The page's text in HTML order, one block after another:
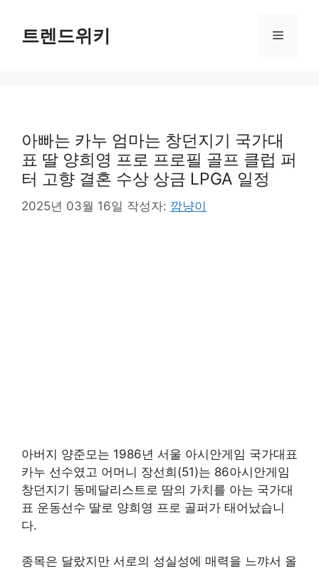
트렌드위키 메
아빠는 카누 엄마는 창던지기 국가대
표 딸 양희영 프로 프로필 골프 클럽 퍼
터 고향 결혼 수상 상금 LPGA 일정
2025년 03월 16일 작성자: 깜냥이
아버지 양준모는 1986년 서울 아시안게임 국가대표
카누 선수였고 어머니 장선희(51)는 86아시안게임
창던지기 동메달리스트로 땀의 가치를 아는 국가대
표 운동선수 딸로 양희영 프로 골퍼가 태어났습니
다.
종목은 달랐지만 서로의 성실성에 매력을 느꺄서 올